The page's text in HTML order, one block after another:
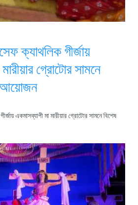
ক্যাথলিক গীর্জায়
গ্রোটোর সামনে
আয়োজন
একমাসব্যাপী মা মারীয়ার গ্রোটোর সামনে বিশেষ